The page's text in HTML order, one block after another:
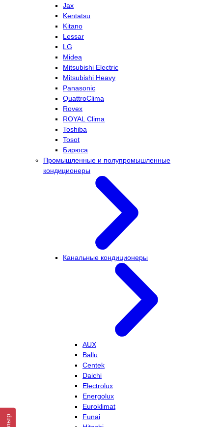
Jax
Kentatsu
Kitano
Lessar
LG
Midea
Mitsubishi Electric
Mitsubishi Heavy
Panasonic
QuattroClima
Rovex
ROYAL Clima
Toshiba
Tosot
Бирюса
Промышленные и полупромышленные
кондиционеры
Канальные кондиционеры
AUX
Ballu
Centek
Daichi
Electrolux
Energolux
Euroklimat
Funai